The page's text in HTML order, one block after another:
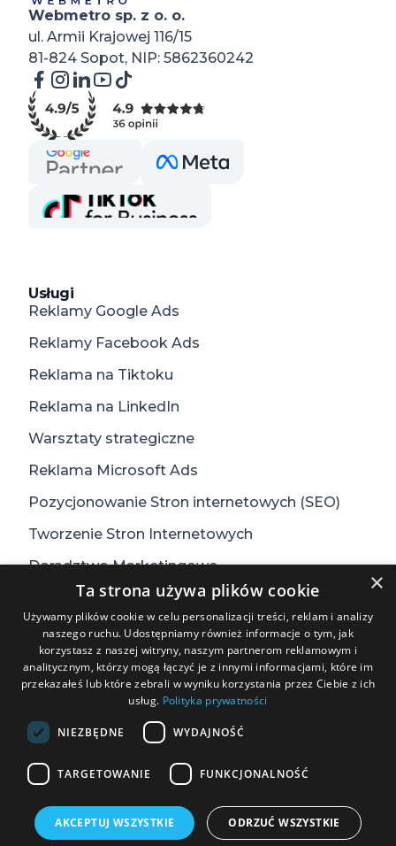
Webmetro sp. z o. o.
ul. Armii Krajowej 116/15
81-824 Sopot, NIP: 5862360242
Usługi
Reklamy Google Ads
Reklamy Facebook Ads
Reklama na Tiktoku
Reklama na LinkedIn
Warsztaty strategiczne
Reklama Microsoft Ads
Pozycjonowanie Stron internetowych (SEO)
Tworzenie Stron Internetowych
Doradztwo Marketingowe
Webmetro
Blog
Case studies
Video-Opinie
Polityka prywatności
© 2026 Webmetro| Wszelkie prawa
zastrzeżone
×
Ta strona używa plików cookie
Używamy plików cookie w celu personalizacji treści, reklam i analizy
naszego ruchu. Udostępniamy również informacje o tym, jak
korzystasz z naszej witryny, naszym partnerom reklamowym i
analitycznym, którzy mogą łączyć je z innymi informacjami, które im
przekazałeś lub które zebrali w wyniku korzystania przez Ciebie z ich
usług. Polityka prywatności
NIEZBĘDNE WYDAJNOŚĆ
TARGETOWANIE FUNKCJONALNOŚĆ
AKCEPTUJ WSZYSTKIE ODRZUĆ WSZYSTKIE